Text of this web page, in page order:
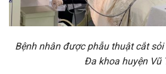
Bệnh nhân được phẫu thuật cắt
Đa khoa huyện Vũ